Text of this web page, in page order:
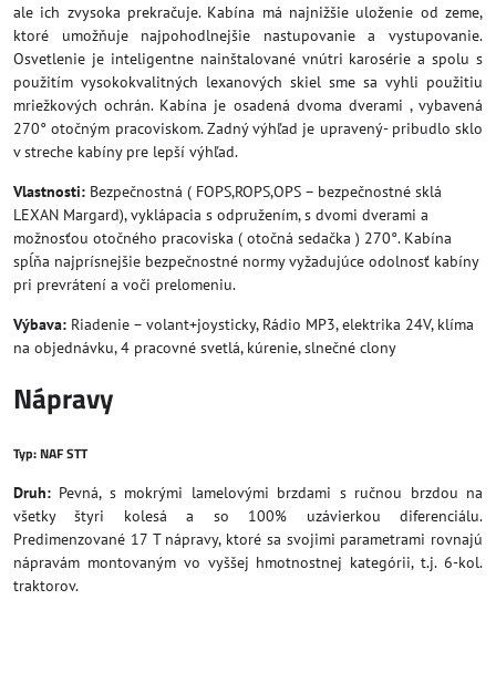
ale ich zvysoka prekračuje. Kabína má najnižšie uloženie od zeme,
ktoré umožňuje najpohodlnejšie nastupovanie a vystupovanie.
Osvetlenie je inteligentne nainštalované vnútri karosérie a spolu s
použitím vysokokvalitných lexanových skiel sme sa vyhli použitiu
mriežkových ochrán. Kabína je osadená dvoma dverami , vybavená
270° otočným pracoviskom. Zadný výhľad je upravený- pribudlo sklo
v streche kabíny pre lepší výhľad.
Vlastnosti: Bezpečnostná ( FOPS,ROPS,OPS – bezpečnostné sklá
LEXAN Margard), vyklápacia s odpružením, s dvomi dverami a
možnosťou otočného pracoviska ( otočná sedačka ) 270°. Kabína
spĺňa najprísnejšie bezpečnostné normy vyžadujúce odolnosť kabíny
pri prevrátení a voči prelomeniu.
Výbava: Riadenie – volant+joysticky, Rádio MP3, elektrika 24V, klíma
na objednávku, 4 pracovné svetlá, kúrenie, slnečné clony
Nápravy
Typ:NAF STT
Druh: Pevná, s mokrými lamelovými brzdami s ručnou brzdou na
všetky štyri kolesá a so 100% uzávierkou diferenciálu.
Predimenzované 17 T nápravy, ktoré sa svojimi parametrami rovnajú
nápravám montovaným vo vyššej hmotnostnej kategórii, t.j. 6-kol.
traktorov.